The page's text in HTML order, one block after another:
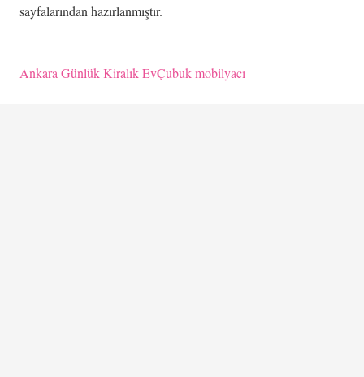
sayfalarından hazırlanmıştır.
Ankara Günlük Kiralık EvÇubuk mobilyacı